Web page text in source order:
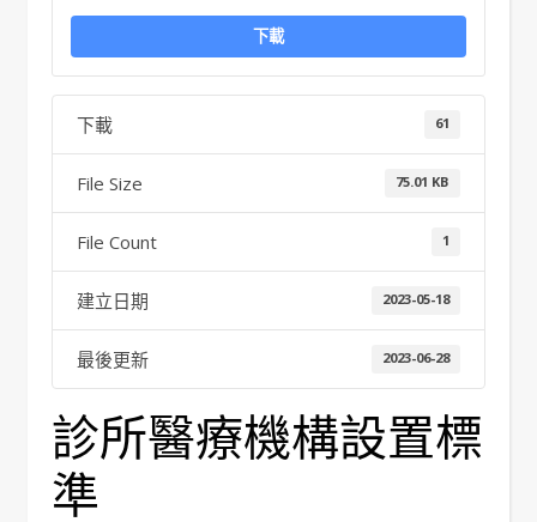
下載
下載 61
File Size 75.01 KB
File Count 1
建立日期 2023-05-18
最後更新 2023-06-28
診所醫療機構設置標
準